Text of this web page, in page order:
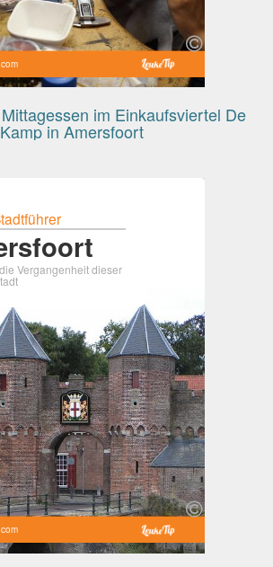
im Einkaufsviertel De
Kamp in Amersfoort
Vergangenheit dieser